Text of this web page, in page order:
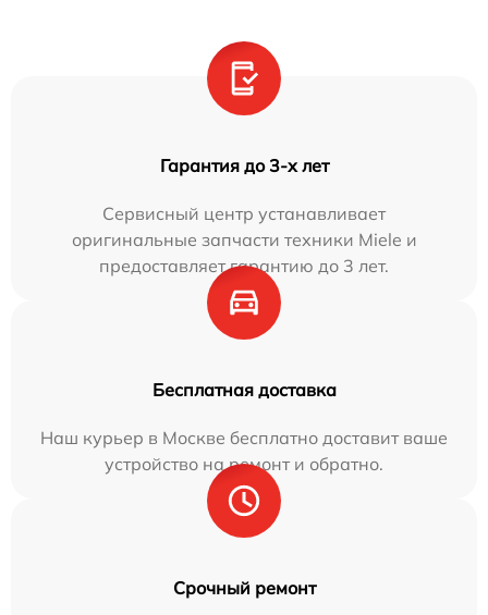
Гарантия до 3-х лет
Сервисный центр устанавливает
оригинальные запчасти техники Miele и
предоставляет гарантию до 3 лет.
Бесплатная доставка
Наш курьер в Москве бесплатно доставит ваше
устройство на ремонт и обратно.
Срочный ремонт